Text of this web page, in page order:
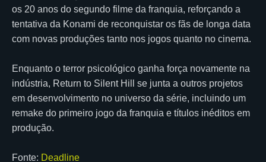
os 20 anos do segundo filme da franquia, reforçando a
tentativa da Konami de reconquistar os fãs de longa data
com novas produções tanto nos jogos quanto no cinema.
Enquanto o terror psicológico ganha força novamente na
indústria, Return to Silent Hill se junta a outros projetos
em desenvolvimento no universo da série, incluindo um
remake do primeiro jogo da franquia e títulos inéditos em
produção.
Fonte: Deadline